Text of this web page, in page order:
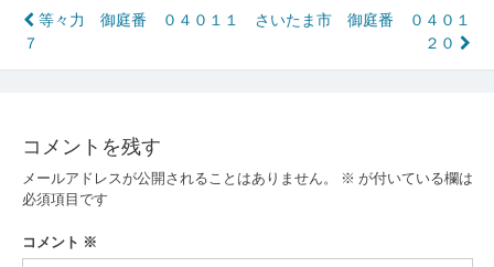
投
稿
ビ
ゲ
ー
シ
等々力 御庭番 ０４０１１
７
さいたま市 御庭番 ０４０１
２０
コメントを残す
メールアドレスが公開されることはありません。 ※ が付いている欄は
必須項目です
コメント ※